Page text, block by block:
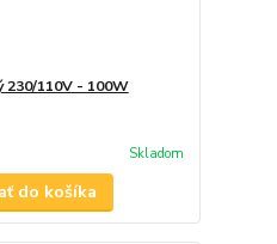
110V - 100W
Skladom
do košíka